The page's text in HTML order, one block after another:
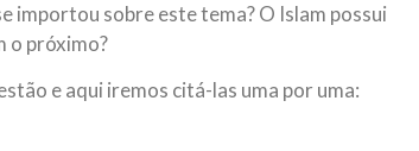
importou sobre este tema? O Islam possui
o próximo?
e aqui iremos citá-las uma por uma: